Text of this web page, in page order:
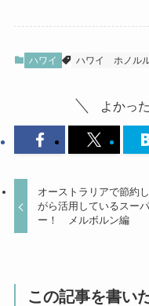
ハワイ ハワイ ホノル
よかっ
オーストラリアで節約
がら活用しているスーパ
ー！ メルボルン編
この記事を書い